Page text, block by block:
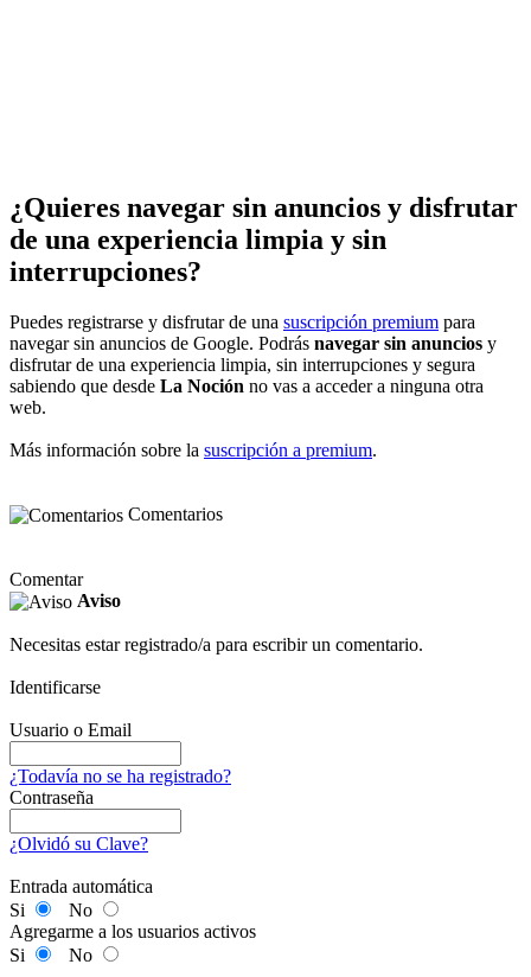
¿Quieres navegar sin anuncios y disfrutar
de una experiencia limpia y sin
interrupciones?
Puedes registrarse y disfrutar de una suscripción premium para
navegar sin anuncios de Google. Podrás navegar sin anuncios y
disfrutar de una experiencia limpia, sin interrupciones y segura
sabiendo que desde La Noción no vas a acceder a ninguna otra
web.
Más información sobre la suscripción a premium.
Comentarios
Comentar
Aviso
Necesitas estar registrado/a para escribir un comentario.
Identificarse
Usuario o Email
¿Todavía no se ha registrado?
Contraseña
¿Olvidó su Clave?
Entrada automática
Si
No
Agregarme a los usuarios activos
Si
No